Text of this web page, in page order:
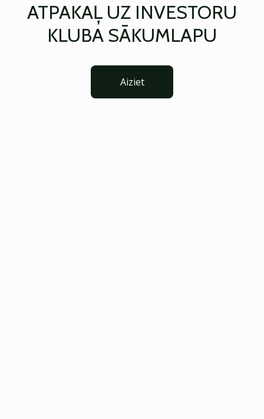
ATPAKAĻ UZ INVESTORU
KLUBA SĀKUMLAPU
Aiziet